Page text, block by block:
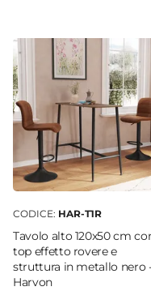
CODICE: HAR-T1R
Tavolo alto 120x50 cm
top effetto rovere e
struttura in metallo nero
Harvon